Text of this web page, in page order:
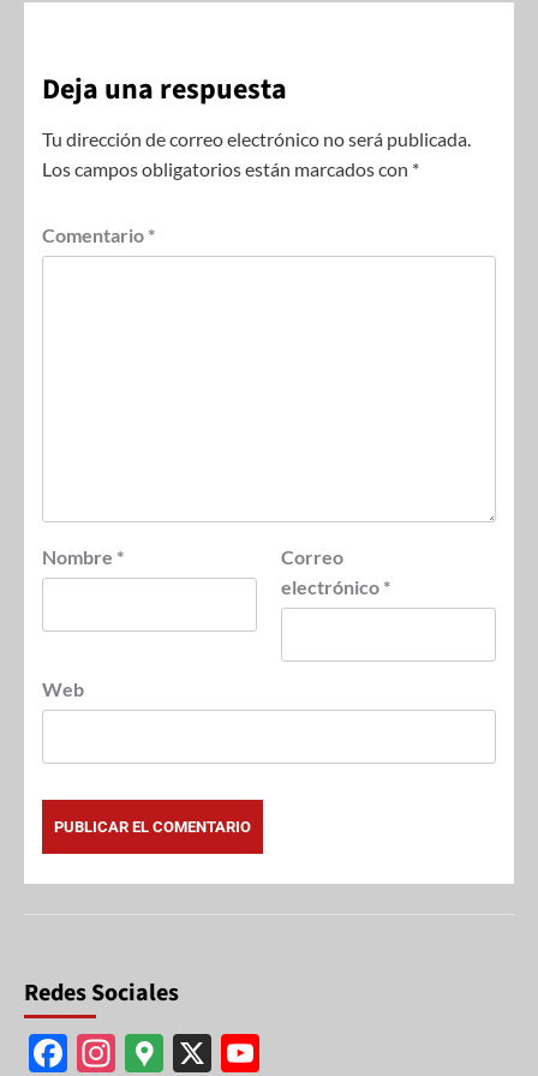
Deja una respuesta
Tu dirección de correo electrónico no será publicada.
Los campos obligatorios están marcados con *
Comentario *
Nombre *
Correo
electrónico *
Web
Redes Sociales
F
In G
X